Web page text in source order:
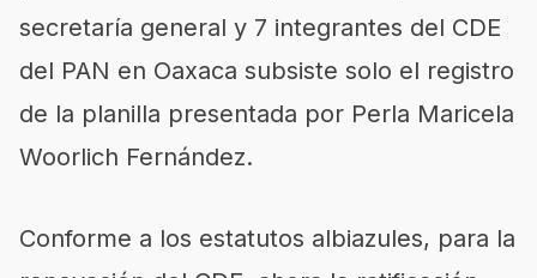
secretaría general y 7 integrantes del CDE
del PAN en Oaxaca subsiste solo el registro
de la planilla presentada por Perla Maricela
Woorlich Fernández.
Conforme a los estatutos albiazules, para la